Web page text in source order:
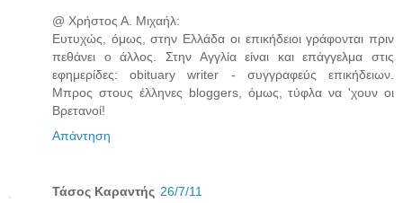
@ Χρήστος Α. Μιχαήλ:
Ευτυχώς, όμως, στην Ελλάδα οι επικήδειοι γράφονται πριν
πεθάνει ο άλλος. Στην Αγγλία είναι και επάγγελμα στις
εφημερίδες: obituary writer - συγγραφεύς επικήδειων.
Μπρος στους έλληνες bloggers, όμως, τύφλα να 'χουν οι
Βρετανοί!
Απάντηση
Τάσος Καραντής 26/7/11